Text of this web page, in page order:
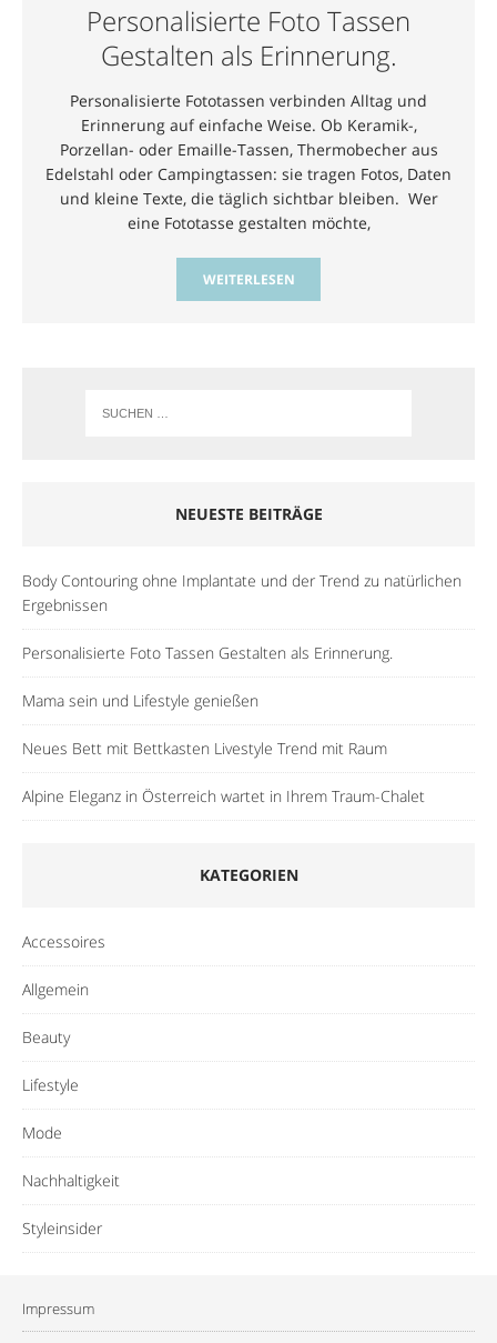
Personalisierte Foto Tassen
Gestalten als Erinnerung.
Personalisierte Fototassen verbinden Alltag und
Erinnerung auf einfache Weise. Ob Keramik-,
Porzellan- oder Emaille-Tassen, Thermobecher aus
Edelstahl oder Campingtassen: sie tragen Fotos, Daten
und kleine Texte, die täglich sichtbar bleiben. Wer
eine Fototasse gestalten möchte,
WEITERLESEN
NEUESTE BEITRÄGE
Body Contouring ohne Implantate und der Trend zu natürlichen
Ergebnissen
Personalisierte Foto Tassen Gestalten als Erinnerung.
Mama sein und Lifestyle genießen
Neues Bett mit Bettkasten Livestyle Trend mit Raum
Alpine Eleganz in Österreich wartet in Ihrem Traum-Chalet
KATEGORIEN
Accessoires
Allgemein
Beauty
Lifestyle
Mode
Nachhaltigkeit
Styleinsider
Impressum